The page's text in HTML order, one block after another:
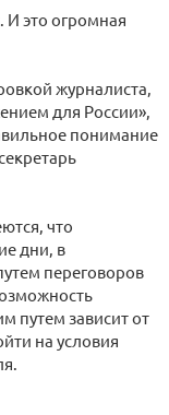
И это огромная
журналиста,
для России»,
понимание
что
дни, в
переговоров
путем зависит от
на условия